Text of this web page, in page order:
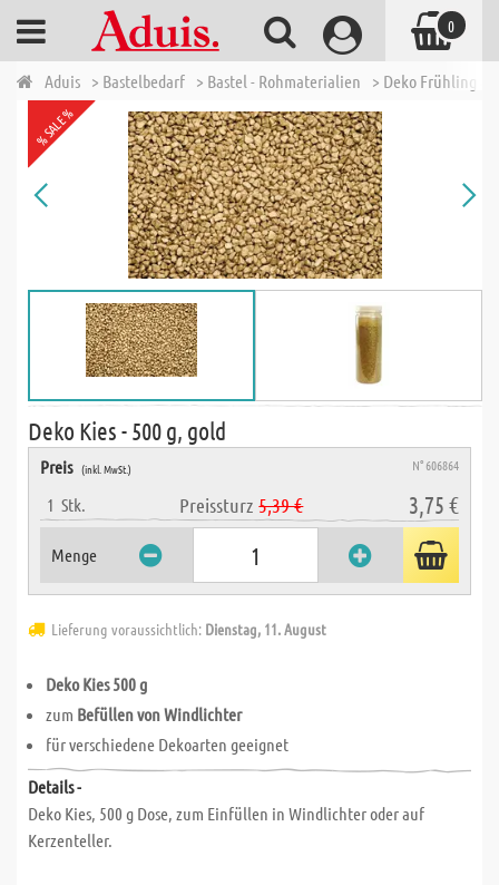
Aduis > Bastelbedarf > Bastel - Rohmaterialien > Deko Frühling &
% SALE %
Deko Kies - 500 g, gold
Preis (inkl. MwSt.) N° 606864
1 Stk. Preissturz 5,39 € 3,75 €
Menge
Lieferung voraussichtlich: Dienstag, 11. August
Deko Kies 500 g
zum Befüllen von Windlichter
für verschiedene Dekoarten geeignet
Details -
Deko Kies, 500 g Dose, zum Einfüllen in Windlichter oder auf
Kerzenteller.
0